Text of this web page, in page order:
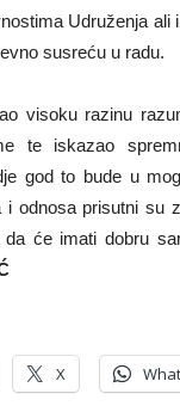
Udruženja ali
susreću u radu.
visoku razinu
te iskazao
god to bude u
i odnosa prisutni su
će imati dobru
X